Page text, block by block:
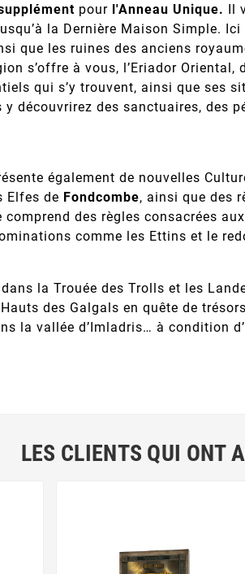
pour l'Anneau Unique. Il
la Dernière Maison Simple.
que les ruines des anciens
s’offre à vous, l’Eriador
qui s’y trouvent, ainsi que ses
y découvrirez des sanctuaires, des
également de nouvelles
Elfes de Fondcombe, ainsi que des
comprend des règles consacrées
comme les Ettins et le
la Trouée des Trolls et les
des Galgals en quête de
la vallée d’Imladris… à condition
LES CLIENTS QUI ONT